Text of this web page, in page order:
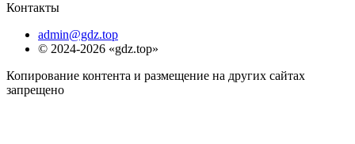
Контакты
admin@gdz.top
© 2024-2026 «gdz.top»
Копирование контента и размещение на других сайтах
запрещено